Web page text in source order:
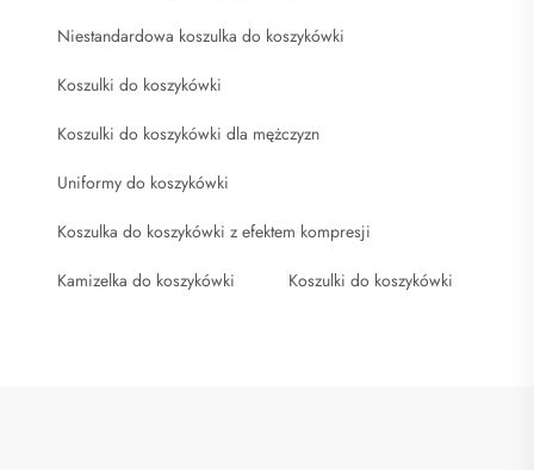
Niestandardowa koszulka do koszykówki
Koszulki do koszykówki
Koszulki do koszykówki dla mężczyzn
Uniformy do koszykówki
Koszulka do koszykówki z efektem kompresji
Kamizelka do koszykówki Koszulki do koszykówki